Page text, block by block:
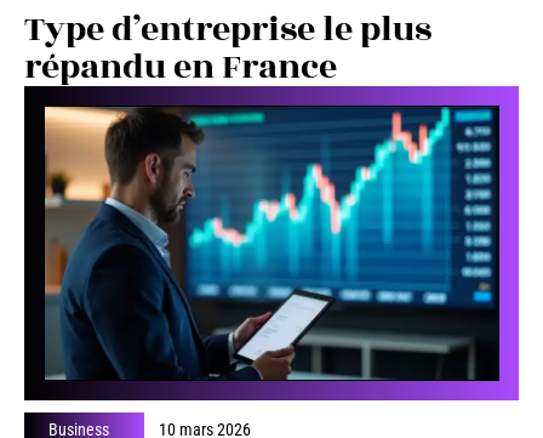
Type d’entreprise le plus
répandu en France
Business 10 mars 2026